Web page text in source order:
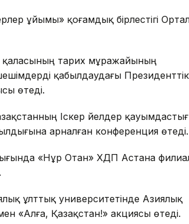
ұйымы» қоғамдық бірлестігі
қаласының тарих мұражайының
қабылдаудағы Президенттік
өтеді.
Іскер әйелдер
арналған конференция өтеді.
«Нұр Отан» ХДП Астана
ұлттық университетінде Азиялық
«Алға, Қазақстан!» акциясы өтеді.